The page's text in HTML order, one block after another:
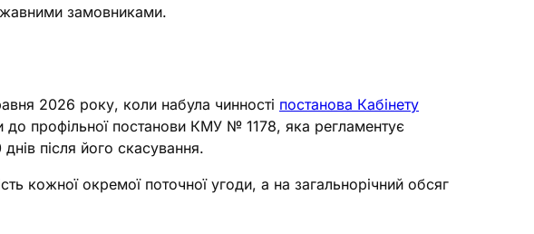
замовниками.
2026 року, коли набула чинності постанова Кабінету
профільної постанови КМУ № 1178, яка регламентує
після його скасування.
кожної окремої поточної угоди, а на загальнорічний обсяг